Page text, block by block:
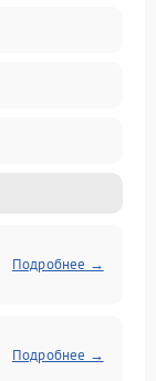
Подробнее →
Подробнее →